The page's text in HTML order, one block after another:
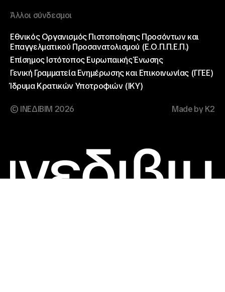
Άλλοι σύνδεσμοι
Εθνικός Οργανισμός Πιστοποίησης Προσόντων και
Επαγγελματικού Προσανατολισμού (Ε.Ο.Π.Π.Ε.Π.)
Επίσημος Ιστότοπος Ευρωπαικής Ένωσης
Γενική Γραμματεία Ενημέρωσης και Επικοινωνίας (ΓΓΕΕ)
Ίδρυμα Κρατικών Υποτροφιών (ΙΚΥ)
© ΙΝΕΔΙΒΙΜ 2026 Made by K2